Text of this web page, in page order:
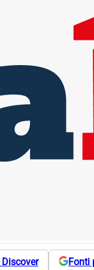
Discover Fonti